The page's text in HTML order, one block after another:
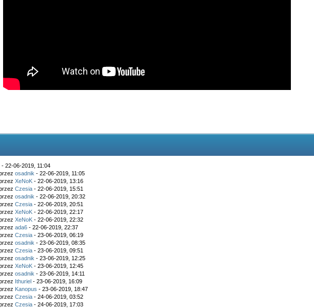
- 22-06-2019, 11:04
osadnik - 22-06-2019, 11:05
XeNoK - 22-06-2019, 13:16
Czesia - 22-06-2019, 15:51
osadnik - 22-06-2019, 20:32
Czesia - 22-06-2019, 20:51
XeNoK - 22-06-2019, 22:17
XeNoK - 22-06-2019, 22:32
ada6 - 22-06-2019, 22:37
Czesia - 23-06-2019, 06:19
osadnik - 23-06-2019, 08:35
Czesia - 23-06-2019, 09:51
osadnik - 23-06-2019, 12:25
XeNoK - 23-06-2019, 12:45
osadnik - 23-06-2019, 14:11
Ithuriel - 23-06-2019, 16:09
Kanopus - 23-06-2019, 18:47
Czesia - 24-06-2019, 03:52
Czesia - 24-06-2019, 17:03